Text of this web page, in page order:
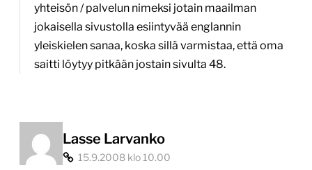
yhteisön / palvelun nimeksi jotain maailman
jokaisella sivustolla esiintyvää englannin
yleiskielen sanaa, koska sillä varmistaa, että oma
saitti löytyy pitkään jostain sivulta 48.
Lasse Larvanko
15.9.2008 klo 10.00